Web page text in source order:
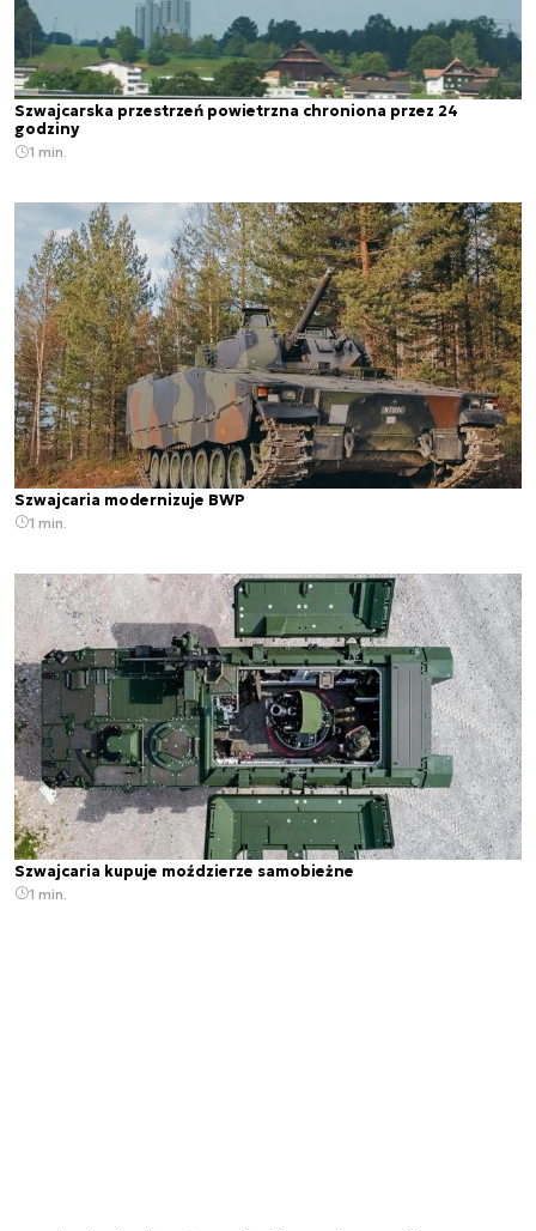
Szwajcarska przestrzeń powietrzna chroniona przez 24
godziny
1 min.
Szwajcaria modernizuje BWP
1 min.
Szwajcaria kupuje moździerze samobieżne
1 min.